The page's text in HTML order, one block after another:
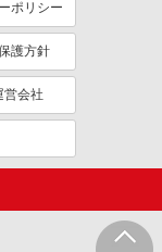
ポリシー
護方針
営会社